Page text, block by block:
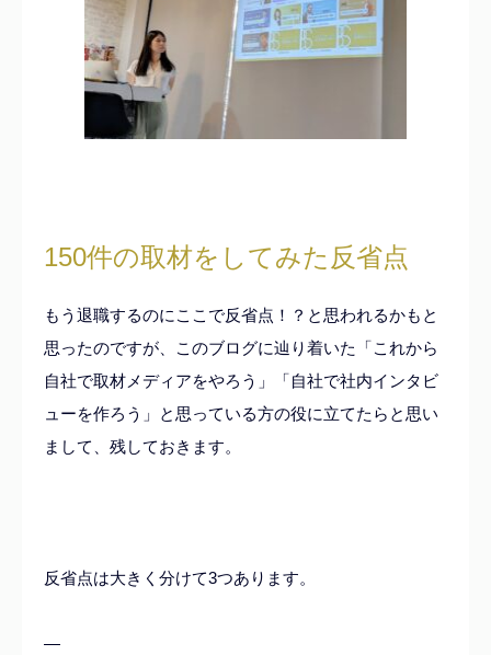
150件の取材をしてみた反省点
もう退職するのにここで反省点！？と思われるかもと
思ったのですが、このブログに辿り着いた「これから
自社で取材メディアをやろう」「自社で社内インタビ
ューを作ろう」と思っている方の役に立てたらと思い
まして、残しておきます。
反省点は大きく分けて3つあります。
—